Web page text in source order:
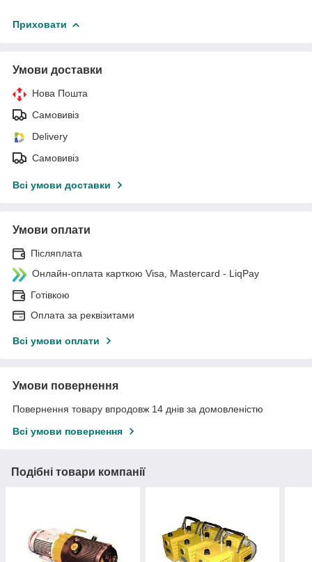
Приховати
Умови доставки
Нова Пошта
Самовивіз
Delivery
Самовивіз
Всі умови доставки
Умови оплати
Післяплата
Онлайн-оплата карткою Visa, Mastercard - LiqPay
Готівкою
Оплата за реквізитами
Всі умови оплати
Умови повернення
Повернення товару впродовж 14 днів за домовленістю
Всі умови повернення
Подібні товари компанії